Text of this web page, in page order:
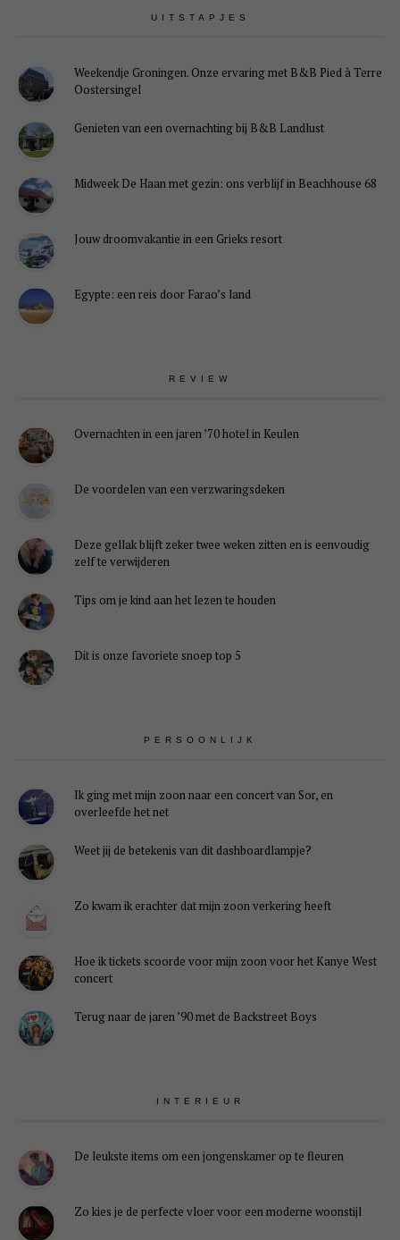
UITSTAPJES
Weekendje Groningen. Onze ervaring met B&B Pied à Terre
Oostersingel
Genieten van een overnachting bij B&B Landlust
Midweek De Haan met gezin: ons verblijf in Beachhouse 68
Jouw droomvakantie in een Grieks resort
Egypte: een reis door Farao’s land
REVIEW
Overnachten in een jaren ’70 hotel in Keulen
De voordelen van een verzwaringsdeken
Deze gellak blijft zeker twee weken zitten en is eenvoudig
zelf te verwijderen
Tips om je kind aan het lezen te houden
Dit is onze favoriete snoep top 5
PERSOONLIJK
Ik ging met mijn zoon naar een concert van Sor, en
overleefde het net
Weet jij de betekenis van dit dashboardlampje?
Zo kwam ik erachter dat mijn zoon verkering heeft
Hoe ik tickets scoorde voor mijn zoon voor het Kanye West
concert
Terug naar de jaren ’90 met de Backstreet Boys
INTERIEUR
De leukste items om een jongenskamer op te fleuren
Zo kies je de perfecte vloer voor een moderne woonstijl